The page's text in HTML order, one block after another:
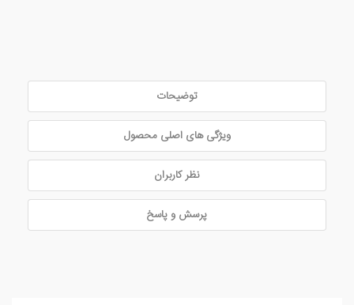
توضیحات
ویژگی های اصلی محصول
نظر کاربران
پرسش و پاسخ